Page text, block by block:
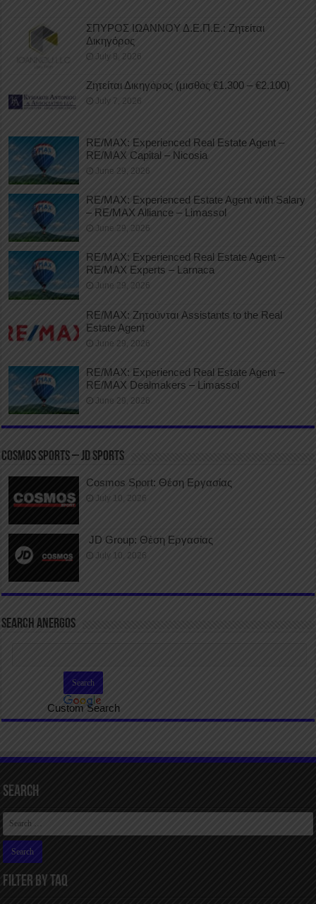
ΣΠΥΡΟΣ ΙΩΑΝΝΟΥ Δ.Ε.Π.Ε.: Ζητείται
Δικηγόρος
July 8, 2026
Ζητείται Δικηγόρος (μισθός €1.300 – €2.100)
July 7, 2026
RE/MAX: Experienced Real Estate Agent –
RE/MAX Capital – Nicosia
June 29, 2026
RE/MAX: Experienced Estate Agent with Salary
– RE/MAX Alliance – Limassol
June 29, 2026
RE/MAX: Experienced Real Estate Agent –
RE/MAX Experts – Larnaca
June 29, 2026
RE/MAX: Ζητούνται Assistants to the Real
Estate Agent
June 29, 2026
RE/MAX: Experienced Real Estate Agent –
RE/MAX Dealmakers – Limassol
June 29, 2026
COSMOS SPORTS – JD SPORTS
Cosmos Sport: Θέση Εργασίας
July 10, 2026
JD Group: Θέση Εργασίας
July 10, 2026
SEARCH ANERGOS
Custom Search
Search
FILTER BY TAQ